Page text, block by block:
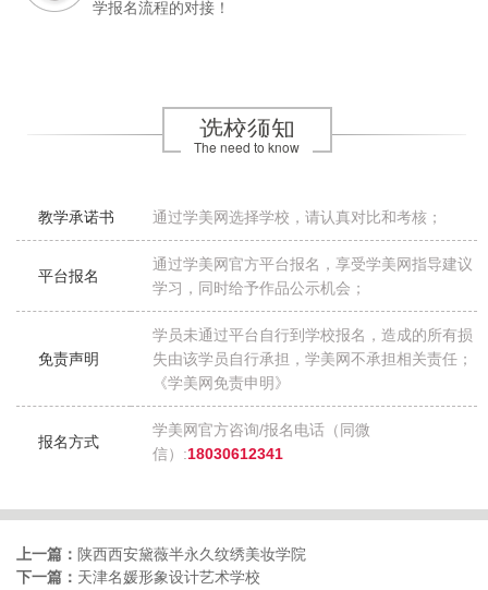
学报名流程的对接！
选校须知
The need to know
教学承诺书 通过学美网选择学校，请认真对比和考核；
平台报名
通过学美网官方平台报名，享受学美网指导建议
学习，同时给予作品公示机会；
免责声明
学员未通过平台自行到学校报名，造成的所有损
失由该学员自行承担，学美网不承担相关责任；
《学美网免责申明》
报名方式
学美网官方咨询/报名电话（同微
信）:18030612341
上一篇： 陕西西安黛薇半永久纹绣美妆学院
下一篇： 天津名媛形象设计艺术学校